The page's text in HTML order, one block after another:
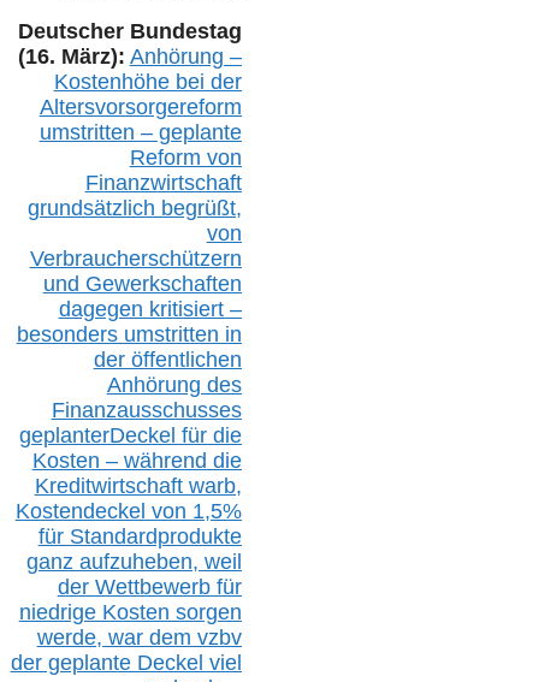
Deutscher Bundestag
(16. März): Anhörung –
Kostenhöhe bei der
Altersvorsorgereform
umstritten – geplante
Reform von
Finanzwirtschaft
grundsätzlich begrüßt,
von
Verbraucherschützern
und Gewerkschaften
dagegen kritisiert –
besonders umstritten in
der öffentlichen
Anhörung des
Finanzausschusses
geplanterDeckel für die
Kosten – während die
Kreditwirtschaft warb,
Kostendeckel von 1,5%
für Standardprodukte
ganz aufzuheben, weil
der Wettbewerb für
niedrige Kosten sorgen
werde, war dem vzbv
der geplante Deckel viel